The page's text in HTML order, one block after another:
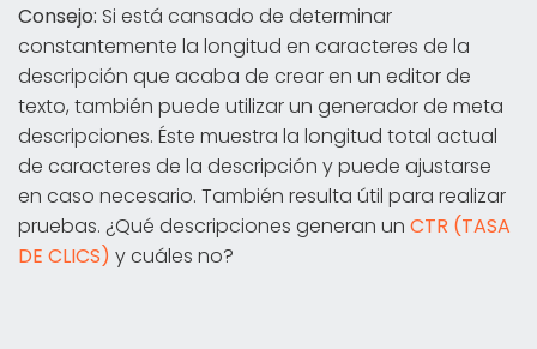
Consejo: Si está cansado de determinar
constantemente la longitud en caracteres de la
descripción que acaba de crear en un editor de
texto, también puede utilizar un generador de meta
descripciones. Éste muestra la longitud total actual
de caracteres de la descripción y puede ajustarse
en caso necesario. También resulta útil para realizar
pruebas. ¿Qué descripciones generan un CTR (TASA
DE CLICS) y cuáles no?